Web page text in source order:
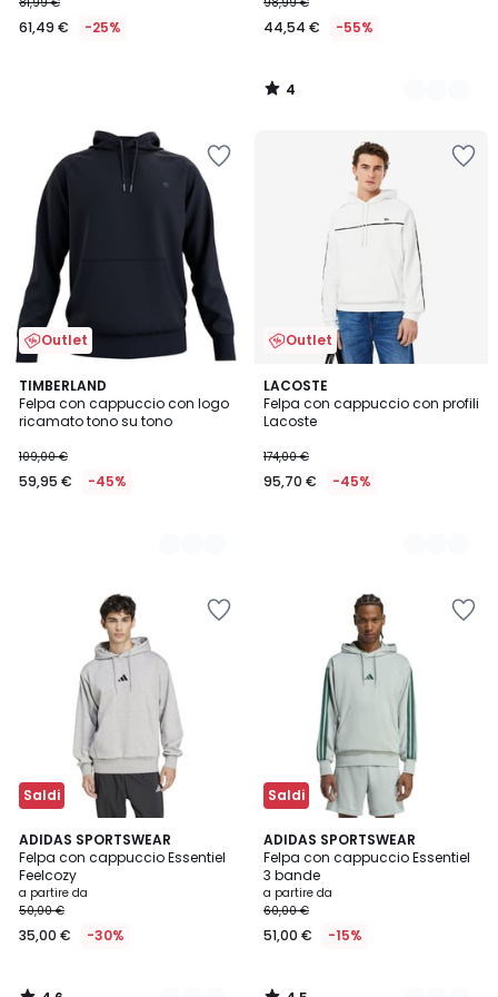
61,49 € -25% 44,54 € -55%
4
/
Outlet
TIMBERLAND
Felpa con cappuccio con logo
ricamato tono su tono
109,00 €
59,95 € -45%
2
Colori
Outlet
LACOSTE
Felpa con cappuccio con profili
Lacoste
174,00 €
95,70 € -45%
2
Colori
Saldi
ADIDAS SPORTSWEAR
Felpa con cappuccio Essentiel
Feelcozy
a partire da
50,00 €
35,00 € -30%
4,6
/ 5
3
Colori
Saldi
ADIDAS SPORTSWEAR
Felpa con cappuccio Essentiel
3 bande
a partire da
60,00 €
51,00 € -15%
4,5
/ 5
3
Colori